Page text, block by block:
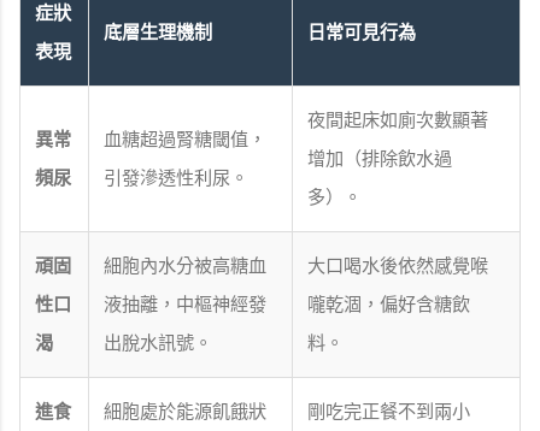
症狀
表現
底層生理機制 日常可見行為
異常
頻尿
血糖超過腎糖閾值，
引發滲透性利尿。
夜間起床如廁次數顯著
增加（排除飲水過
多）。
頑固
性口
渴
細胞內水分被高糖血
液抽離，中樞神經發
出脫水訊號。
大口喝水後依然感覺喉
嚨乾涸，偏好含糖飲
料。
進食
細胞處於能源飢餓狀
剛吃完正餐不到兩小